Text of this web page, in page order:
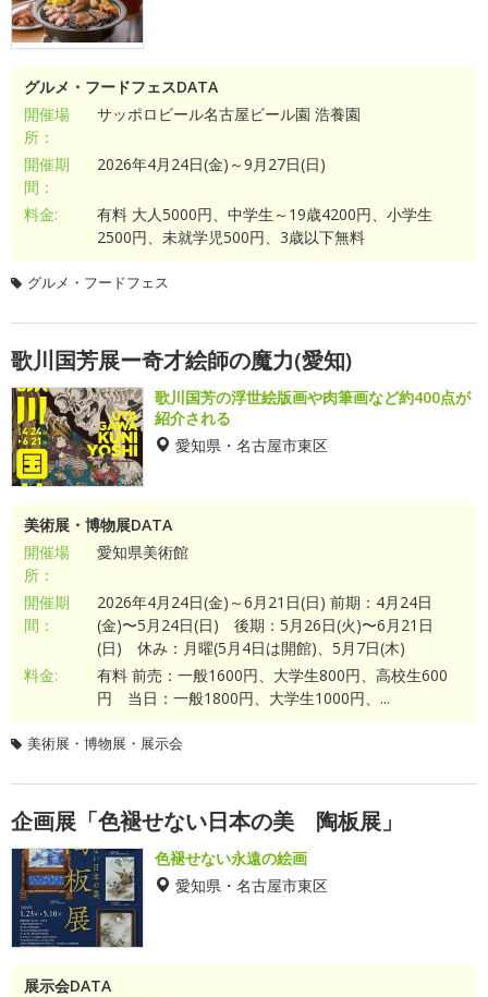
グルメ・フードフェスDATA
開催場
所：
サッポロビール名古屋ビール園 浩養園
開催期
間：
2026年4月24日(金)～9月27日(日)
料金:
有料 大人5000円、中学生～19歳4200円、小学生
2500円、未就学児500円、3歳以下無料
グルメ・フードフェス
歌川国芳展ー奇才絵師の魔力(愛知)
歌川国芳の浮世絵版画や肉筆画など約400点が
紹介される
愛知県・名古屋市東区
美術展・博物展DATA
開催場
所：
愛知県美術館
開催期
間：
2026年4月24日(金)～6月21日(日) 前期：4月24日
(金)〜5月24日(日) 後期：5月26日(火)〜6月21日
(日) 休み：月曜(5月4日は開館)、5月7日(木)
料金:
有料 前売：一般1600円、大学生800円、高校生600
円 当日：一般1800円、大学生1000円、...
美術展・博物展・展示会
企画展「色褪せない日本の美 陶板展」
色褪せない永遠の絵画
愛知県・名古屋市東区
展示会DATA